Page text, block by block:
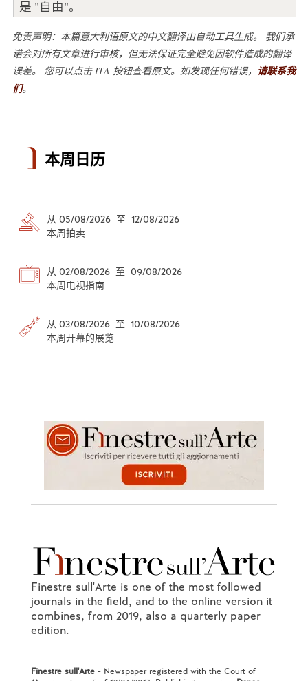
是 "自由"。
免责声明：本篇意大利语原文的中文翻译由自动工具生成。 我们承
诺会对所有文章进行审核，但无法保证完全避免因软件造成的翻译
误差。 您可以点击 ITA 按钮查看原文。如发现任何错误， 请联系我
们。
本周日历
从 05/08/2026 至 12/08/2026
本周拍卖
从 02/08/2026 至 09/08/2026
本周电视指南
从 03/08/2026 至 10/08/2026
本周开幕的展览
Finestre sull'Arte is one of the most followed
journals in the field, and to the online version it
combines, from 2019, also a quarterly paper
edition.
Finestre sull'Arte- Newspaper registered with the Court of